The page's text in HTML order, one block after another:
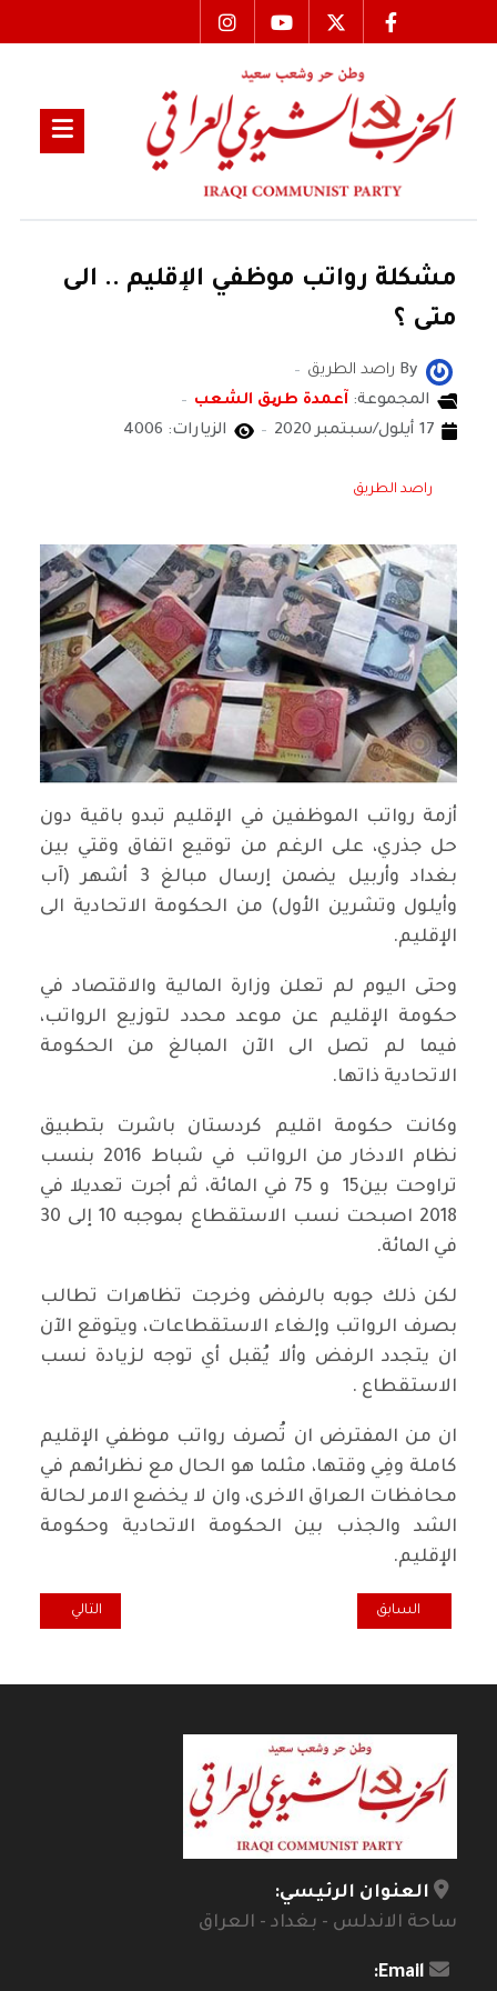
مشكلة رواتب موظفي الإقليم .. الى
متى ؟
By راصد الطريق
المجموعة: آعمدة طریق الشعب
17 أيلول/سبتمبر 2020
الزيارات: 4006
راصد الطريق
أزمة رواتب الموظفين في الإقليم تبدو باقية دون
حل جذري، على الرغم من توقيع اتفاق وقتي بين
بغداد وأربيل يضمن إرسال مبالغ 3 أشهر (آب
وأيلول وتشرين الأول) من الحكومة الاتحادية الى
الإقليم.
وحتى اليوم لم تعلن وزارة المالية والاقتصاد في
حكومة الإقليم عن موعد محدد لتوزيع الرواتب،
فيما لم تصل الى الآن المبالغ من الحكومة
الاتحادية ذاتها.
وكانت حكومة اقليم كردستان باشرت بتطبيق
نظام الادخار من الرواتب في شباط 2016 بنسب
تراوحت بين15 و 75 في المائة، ثم أجرت تعديلا في
2018 اصبحت نسب الاستقطاع بموجبه 10 إلى 30
في المائة.
لكن ذلك جوبه بالرفض وخرجت تظاهرات تطالب
بصرف الرواتب وإلغاء الاستقطاعات، ويتوقع الآن
ان يتجدد الرفض وألا يُقبل أي توجه لزيادة نسب
الاستقطاع .
ان من المفترض ان تُصرف رواتب موظفي الإقليم
كاملة وفِي وقتها، مثلما هو الحال مع نظرائهم في
محافظات العراق الاخرى، وان لا يخضع الامر لحالة
الشد والجذب بين الحكومة الاتحادية وحكومة
الإقليم.
المقال السابق: ليس مجرد كلام.. هذه الكراهية من صنعها ؟! / عبد
السابق المقال التالي:
التالي
العنوان الرئيسي:
ساحة الاندلس - بغداد - العراق
Email: